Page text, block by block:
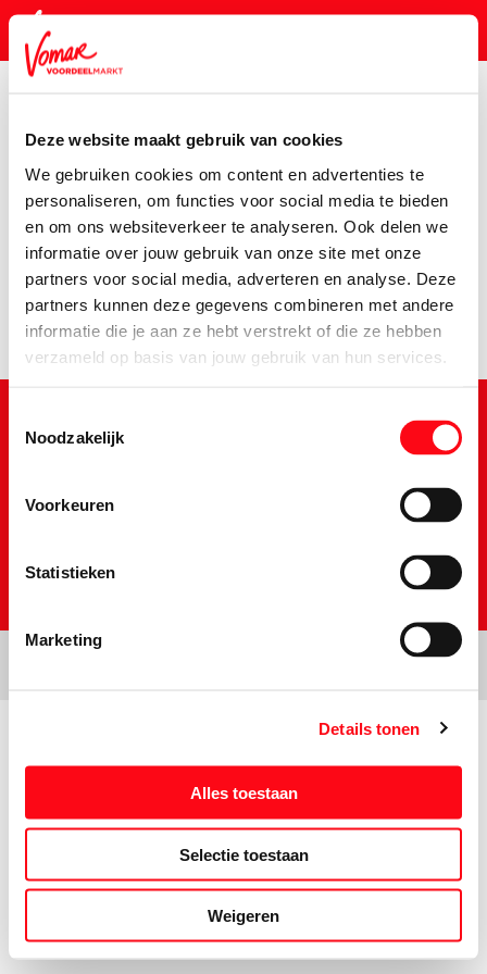
Deze website maakt gebruik van cookies
We gebruiken cookies om content en advertenties te
personaliseren, om functies voor social media te bieden
en om ons websiteverkeer te analyseren. Ook delen we
informatie over jouw gebruik van onze site met onze
partners voor social media, adverteren en analyse. Deze
partners kunnen deze gegevens combineren met andere
informatie die je aan ze hebt verstrekt of die ze hebben
verzameld op basis van jouw gebruik van hun services.
Noodzakelijk
Voorkeuren
Statistieken
Marketing
Details tonen
Alles toestaan
Selectie toestaan
Weigeren
KIK-kaart
Pincode vergeten
Persoonlijk KIK-account
Assortiment Voorraadkast Cereal-Happy-Digest-
Er is een fout opgetreden
We hebben het product niet kunnen vinden.
Prijs- en tekstwijzigingen onder voorbehoud. Aanbiedingen op deze